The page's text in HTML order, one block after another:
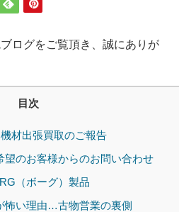
ログをご覧頂き、誠にありが
目次
材出張買取のご報告
望のお客様からのお問い合わせ
（ボーグ）製品
怖い理由…古物営業の裏側